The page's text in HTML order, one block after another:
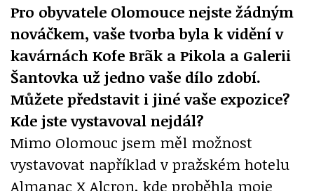
Pro obyvatele Olomouce nejste žádným
nováčkem, vaše tvorba byla k vidění v
kavárnách Kofe Brãk a Pikola a Galerii
Šantovka už jedno vaše dílo zdobí.
Můžete představit i jiné vaše expozice?
Kde jste vystavoval nejdál?
Mimo Olomouc jsem měl možnost
vystavovat například v pražském hotelu
Almanac X Alcron, kde proběhla moje